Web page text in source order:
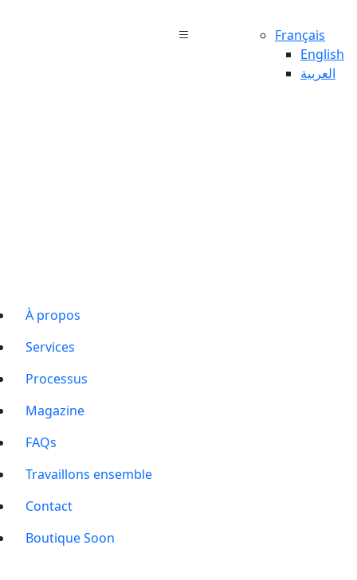
Français
English
العربية
À propos
Services
Processus
Magazine
FAQs
Travaillons ensemble
Contact
BoutiqueSoon